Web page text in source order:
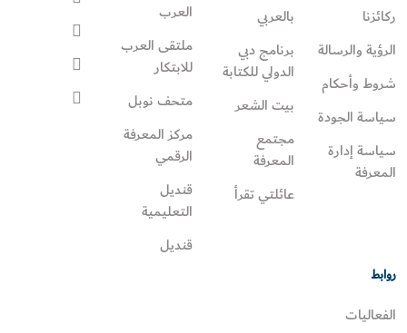
ركائزنا
الرؤية والرسالة
شروط وأحكام
سياسة الجودة
سياسة إدارة
المعرفة
بالعربي
برنامج دبي
الدولي للكتابة
بيت الشعر
مجتمع
المعرفة
عائلتي تقرأ‎
العرب
ملتقى العرب
للابتكار
متحف نوبل
مركز المعرفة
الرقمي
قنديل
التعليمية
قنديل
روابط
الفعاليات